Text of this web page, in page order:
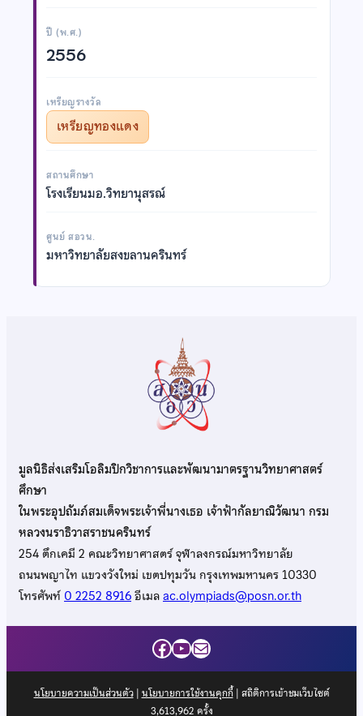
ปี (พ.ศ.)
2556
เหรียญรางวัล
เหรียญทองแดง
สถานศึกษา
โรงเรียนมอ.วิทยานุสรณ์
ศูนย์ สอวน.
มหาวิทยาลัยสงขลานครินทร์
มูลนิธิส่งเสริมโอลิมปิกวิชาการและพัฒนามาตรฐานวิทยาศาสตร์
ศึกษา
ในพระอุปถัมภ์สมเด็จพระเจ้าพี่นางเธอ เจ้าฟ้ากัลยาณิวัฒนา กรม
หลวงนราธิวาสราชนครินทร์
254 ตึกเคมี 2 คณะวิทยาศาสตร์ จุฬาลงกรณ์มหาวิทยาลัย
ถนนพญาไท แขวงวังใหม่ เขตปทุมวัน กรุงเทพมหานคร 10330
โทรศัพท์0 2252 8916อีเมลac.olympiads@posn.or.th
Facebook
YouTube
Mail
นโยบายความเป็นส่วนตัว| นโยบายการใช้งานคุกกี้| สถิติการเข้าชมเว็บไซต์
3,613,962 ครั้ง